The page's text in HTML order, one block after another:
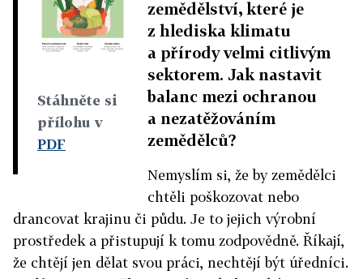
Stáhněte si
přílohu v
PDF
zemědělství, které je
z hlediska klimatu
a přírody velmi citlivým
sektorem. Jak nastavit
balanc mezi ochranou
a nezatěžováním
zemědělců?
Nemyslím si, že by zemědělci
chtěli poškozovat nebo
drancovat krajinu či půdu. Je to jejich výrobní
prostředek a přistupují k tomu zodpovědně. Říkají,
že chtějí jen dělat svou práci, nechtějí být úředníci.